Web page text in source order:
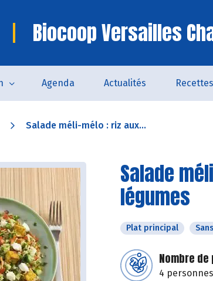
Biocoop Versailles
Agenda Actualités Recettes
Salade méli-mélo : riz aux...
Salade
légumes
Plat principal
Nombre
4 personnes